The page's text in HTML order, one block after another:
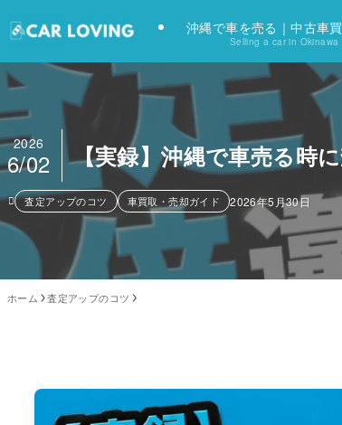
沖縄で車を売る｜中古車
Selling a car in Okinawa
【実録】沖縄で車売る時
2026
6/02
査定アップのコツ 車買取・売却ガイド 2026年5月30日
ホーム 査定アップのコツ